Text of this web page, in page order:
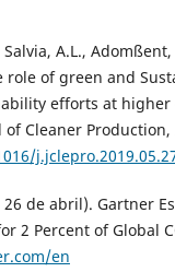
A.L.,
role of green and
efforts at higher
Cleaner Production,
de abril). Gartner
2 Percent of Global
en